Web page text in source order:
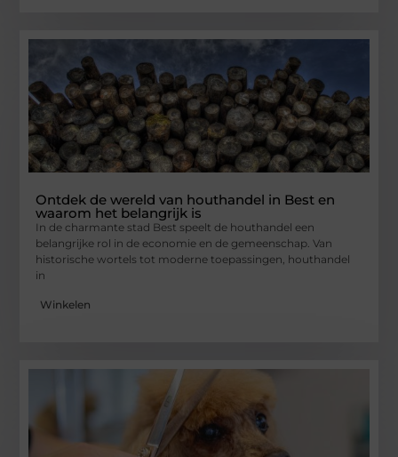
Ontdek de wereld van houthandel in Best en
waarom het belangrijk is
In de charmante stad Best speelt de houthandel een
belangrijke rol in de economie en de gemeenschap. Van
historische wortels tot moderne toepassingen, houthandel
in
Winkelen